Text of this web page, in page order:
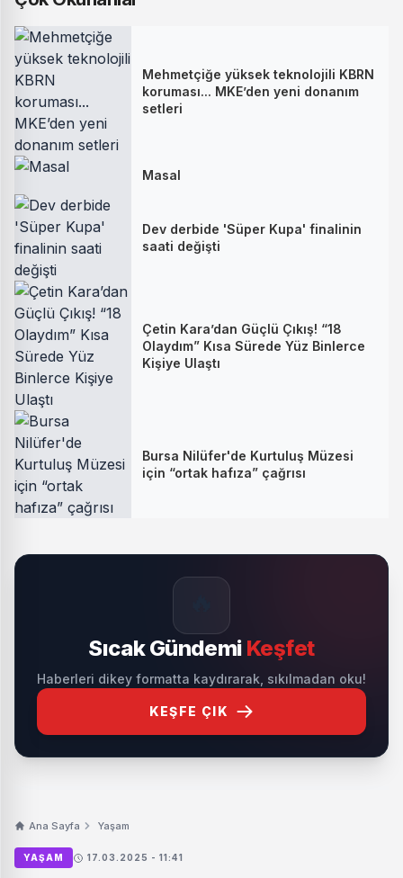
Mehmetçiğe yüksek teknolojili KBRN
koruması... MKE’den yeni donanım
setleri
Masal
Dev derbide 'Süper Kupa' finalinin
saati değişti
Çetin Kara’dan Güçlü Çıkış! “18
Olaydım” Kısa Sürede Yüz Binlerce
Kişiye Ulaştı
Bursa Nilüfer'de Kurtuluş Müzesi
için “ortak hafıza” çağrısı
Sıcak Gündemi Keşfet
Haberleri dikey formatta kaydırarak, sıkılmadan oku!
KEŞFE ÇIK
Ana Sayfa Yaşam
YAŞAM 17.03.2025 - 11:41